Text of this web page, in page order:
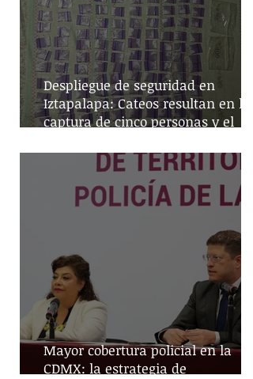
Despliegue de seguridad en
Iztapalapa: Cateos resultan en la
captura de cinco personas y el
Mayor cobertura policial en la
CDMX: la estrategia de